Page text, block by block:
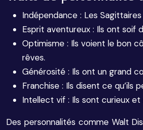
Indépendance : Les
Esprit aventureux : Ils ont soif
Optimisme : Ils voient le bon
rêves.
Générosité : Ils ont un grand
Franchise : Ils disent ce qu’ils
Intellect vif : Ils sont curieux et
Des personnalités comme Walt